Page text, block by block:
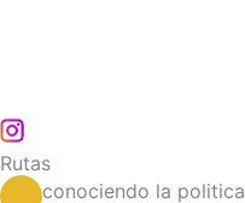
Rutas
conociendo la politica